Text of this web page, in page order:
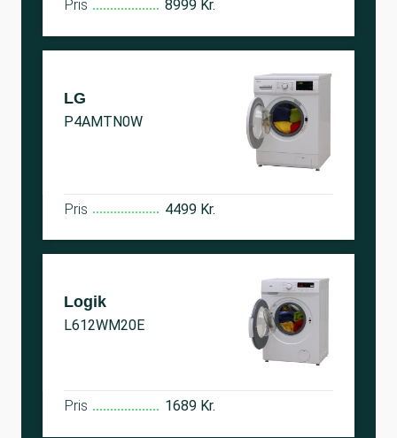
Pris 8999 Kr.
LG
P4AMTN0W
Pris 4499 Kr.
Logik
L612WM20E
Pris 1689 Kr.